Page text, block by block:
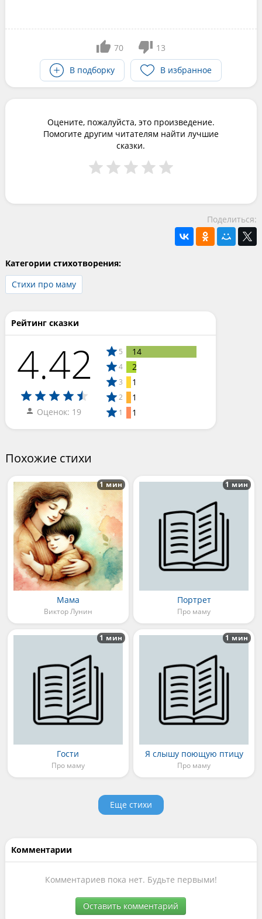
70
13
В подборку
В избранное
Оцените, пожалуйста, это произведение.
Помогите другим читателям найти лучшие
сказки.
Поделиться:
Категории стихотворения:
Стихи про маму
Рейтинг сказки
4.42
Оценок: 19
5 14
4 2
3 1
2 1
1 1
Похожие стихи
Мама
Виктор Лунин
1 мин
Портрет
Про маму
1 мин
Гости
Про маму
1 мин
Я слышу поющую птицу
Про маму
1 мин
Еще стихи
Комментарии
Комментариев пока нет. Будьте первыми!
Оставить комментарий